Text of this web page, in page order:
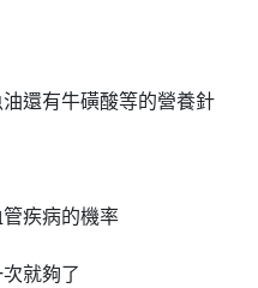
還有牛磺酸等的營養針
疾病的機率
就夠了